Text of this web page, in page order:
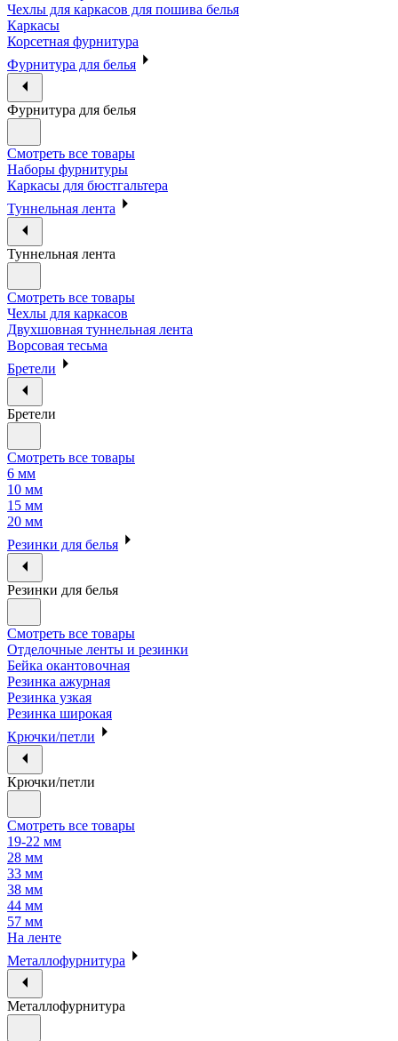
Чехлы для каркасов для пошива белья
Каркасы
Корсетная фурнитура
Фурнитура для белья
Фурнитура для белья
Смотреть все товары
Наборы фурнитуры
Каркасы для бюстгальтера
Туннельная лента
Туннельная лента
Смотреть все товары
Чехлы для каркасов
Двухшовная туннельная лента
Ворсовая тесьма
Бретели
Бретели
Смотреть все товары
6 мм
10 мм
15 мм
20 мм
Резинки для белья
Резинки для белья
Смотреть все товары
Отделочные ленты и резинки
Бейка окантовочная
Резинка ажурная
Резинка узкая
Резинка широкая
Крючки/петли
Крючки/петли
Смотреть все товары
19-22 мм
28 мм
33 мм
38 мм
44 мм
57 мм
На ленте
Металлофурнитура
Металлофурнитура